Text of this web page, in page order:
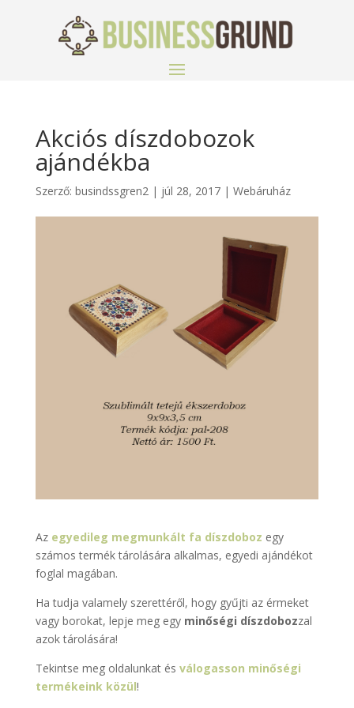
Akciós díszdobozok
ajándékba
Szerző: busindssgren2| júl 28, 2017| Webáruház
Az egyedileg megmunkált fa díszdoboz egy
számos termék tárolására alkalmas, egyedi ajándékot
foglal magában.
Ha tudja valamely szerettéről, hogy gyűjti az érmeket
vagy borokat, lepje meg egy minőségi díszdobozzal
azok tárolására!
Tekintse meg oldalunkat és válogasson minőségi
termékeink közül!